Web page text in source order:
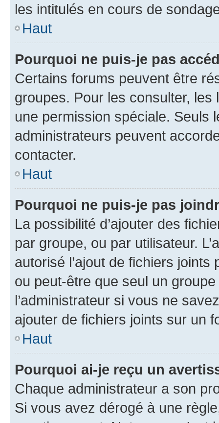
les intitulés en cours de
Haut
Pourquoi ne puis-je pas
Certains forums peuvent être
groupes. Pour les consulter,
une permission spéciale. Seuls
administrateurs peuvent
contacter.
Haut
Pourquoi ne puis-je pas
La possibilité d’ajouter des
par groupe, ou par utilisateur.
autorisé l’ajout de fichiers
ou peut-être que seul un
l’administrateur si vous ne
ajouter de fichiers joints sur un
Haut
Pourquoi ai-je reçu un
Chaque administrateur a son
Si vous avez dérogé à une